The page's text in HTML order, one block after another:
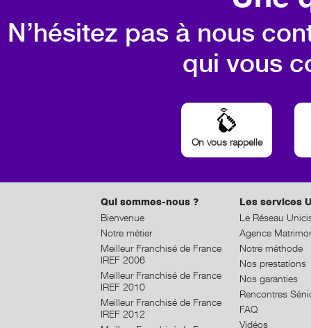
N’hésitez pas à nous
qui vous
On vous rappelle
Qui sommes-nous ?
Bienvenue
Notre métier
Meilleur Franchisé de France
IREF 2006
Meilleur Franchisé de France
IREF 2010
Meilleur Franchisé de France
IREF 2012
Les services
Le Réseau
Agence
Notre méthode
Nos prestations
Nos garanties
Rencontres
FAQ
Vidéos